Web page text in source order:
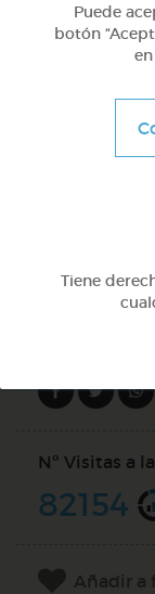
Nº Visitas a
82154
Añadir a
Puede
botón
Tiene